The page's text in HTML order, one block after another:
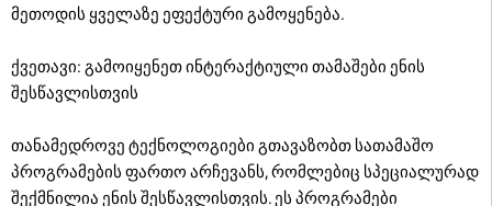
მეთოდის ყველაზე ეფექტური გამოყენება.
ქვეთავი: გამოიყენეთ ინტერაქტიული თამაშები ენის
შესწავლისთვის
თანამედროვე ტექნოლოგიები გთავაზობთ სათამაშო
პროგრამების ფართო არჩევანს, რომლებიც სპეციალურად
შექმნილია ენის შესწავლისთვის. ეს პროგრამები